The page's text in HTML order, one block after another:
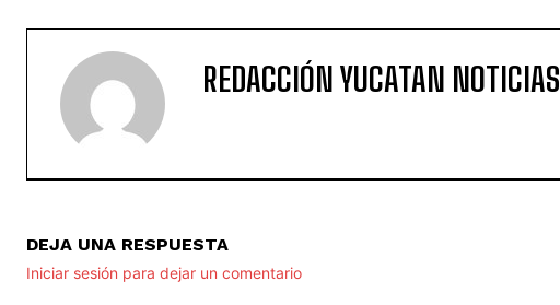
REDACCIÓN YUCATAN NOTICIAS
DEJA UNA RESPUESTA
Iniciar sesión para dejar un comentario